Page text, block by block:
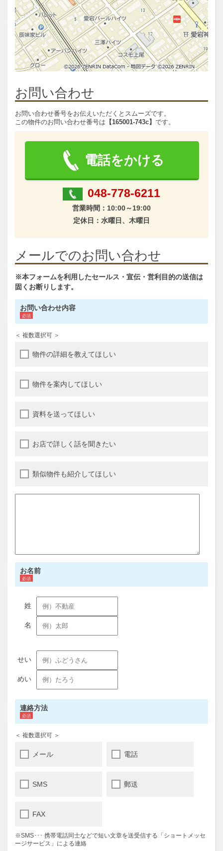
お問い合わせ
お問い合わせ番号をお伝えいただくとスムーズです。
この物件のお問い合わせ番号は 【165001-743c】 です。
電話をかける
048-778-6211
営業時間：10:00～19:00
定休日：水曜日、木曜日
メールでのお問い合わせ
※本フォームを利用したセールス・宣伝・営利目的の送信は
固くお断りします。
お問い合わせ内容
＜ 複数選択可 ＞
物件の詳細を教えてほしい
物件を案内してほしい
資料を送ってほしい
お店で詳しく話を聞きたい
類似物件も紹介してほしい
お名前
連絡方法
＜ 複数選択可 ＞
メール 電話
SMS 郵送
FAX
※SMS･･･ 携帯電話同士などで短い文章を送受信する「ショートメッセ
ージサービス」による連絡